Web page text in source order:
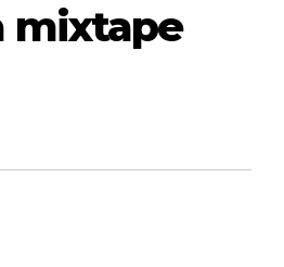
mixtape